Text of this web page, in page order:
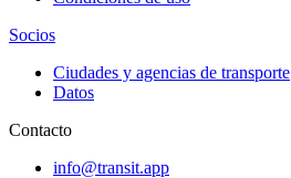
Socios
Ciudades y agencias de transporte
Datos
Contacto
info@transit.app